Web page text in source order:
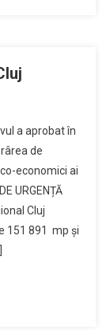
a aprobat în
de
economici ai
URGENȚĂ
Cluj
151 891 mp și